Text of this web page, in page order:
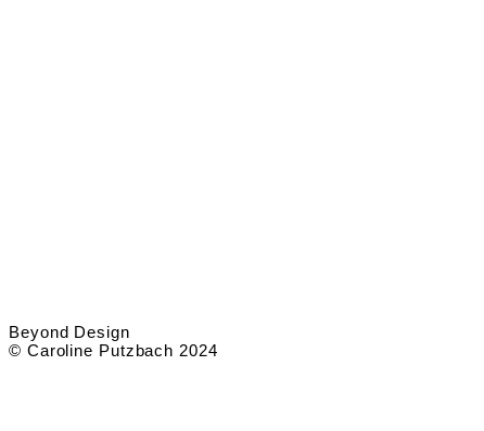
Beyond Design
© Caroline Putzbach 2024